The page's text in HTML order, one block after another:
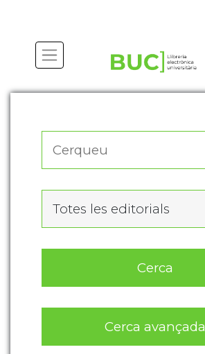
Totes les editorials
Cerca
Cerca avançada